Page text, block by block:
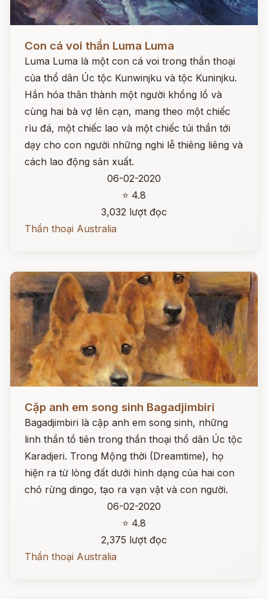
Con cá voi thần Luma Luma
Luma Luma là một con cá voi trong thần thoại
của thổ dân Úc tộc Kunwinjku và tộc Kuninjku.
Hắn hóa thân thành một người khổng lồ và
cùng hai bà vợ lên cạn, mang theo một chiếc
rìu đá, một chiếc lao và một chiếc túi thần tới
dạy cho con người những nghi lễ thiêng liêng và
cách lao động sản xuất.
06-02-2020
⭐ 4.8
3,032 lượt đọc
Thần thoại Australia
Cặp anh em song sinh Bagadjimbiri
Bagadjimbiri là cặp anh em song sinh, những
linh thần tổ tiên trong thần thoại thổ dân Úc tộc
Karadjeri. Trong Mộng thời (Dreamtime), họ
hiện ra từ lòng đất dưới hình dạng của hai con
chó rừng dingo, tạo ra vạn vật và con người.
06-02-2020
⭐ 4.8
2,375 lượt đọc
Thần thoại Australia